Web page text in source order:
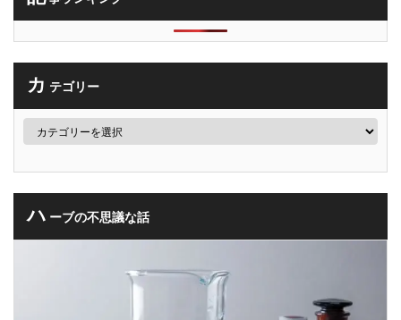
カ テゴリー
ハ ーブの不思議な話